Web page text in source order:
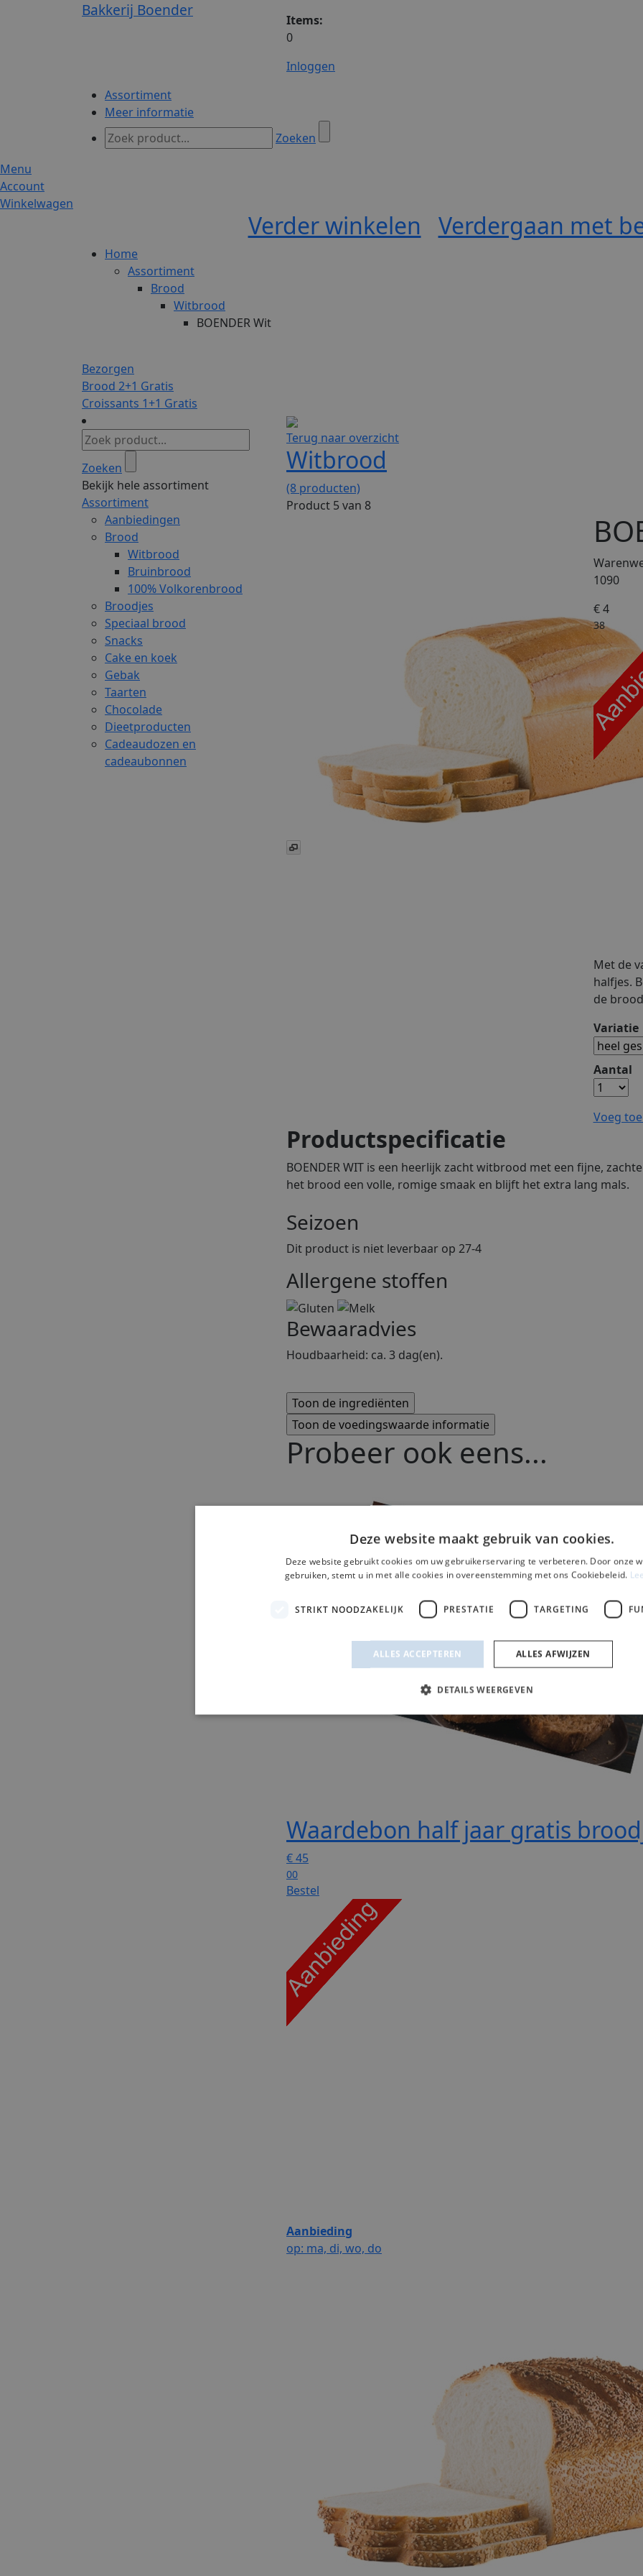
Bakkerij Boender
Items:
0
Inloggen
Assortiment
Meer informatie
Zoeken
Menu
Account
Winkelwagen
Verder winkelen Verdergaan met
Home
Assortiment
Brood
Witbrood
BOENDER Wit
Bezorgen
Brood 2+1 Gratis
Croissants 1+1 Gratis
Zoeken
Bekijk hele assortiment
Assortiment
Aanbiedingen
Brood
Witbrood
Bruinbrood
100% Volkorenbrood
Broodjes
Speciaal brood
Snacks
Cake en koek
Gebak
Taarten
Chocolade
Dieetproducten
Cadeaudozen en
cadeaubonnen
Terug naar overzicht
Witbrood
(8 producten)
Product 5 van 8
1090
€ 4
38
Met de
halfjes.
de
Variatie
Aantal
Voeg
Productspecificatie
BOENDER WIT is een heerlijk zacht witbrood met een fijne,
het brood een volle, romige smaak en blijft het extra lang mals.
Seizoen
Dit product is niet leverbaar op 27-4
Allergene stoffen
Bewaaradvies
Houdbaarheid: ca. 3 dag(en).
Probeer ook eens...
Waardebon half jaar gratis
€45
00
Bestel
Aanbieding
op: ma, di, wo, do